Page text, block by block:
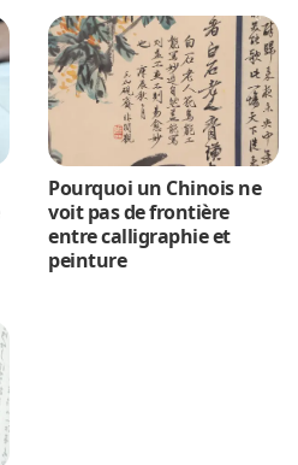
Pourquoi un Chinois ne
voit pas de frontière
entre calligraphie et
peinture